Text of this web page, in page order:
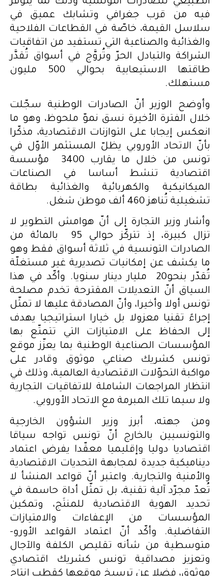
فيه من قرب جغرافي وتشابك عميق في
سلاسل القيمة، خاصّة في القطاعات الفلاحية
والغذائية والصناعية التي تستفيد من اتفاقيات
الشراكة والتبادل الحرّ وتُروَّج في أسواق تُقدَّر
طاقتها الاستيعابية بحوالي 500 مليون
مستهلك.
وأوضح الوزير أنّ الصادرات الوطنية سجّلت
خلال الفترة الأخيرة نسق نموّ ملحوظ، وهو ما
انعكس إيجابا على التوازنات الاقتصادية، مذكّرا
بأنّ الاتحاد الأوروبي يظلّ المستثمر الأوّل في
تونس من خلال ما يقارب 3400 مؤسسة
اقتصادية تنشط أساسا في الصناعات
الميكانيكية والكهربائية والغذائية بطاقة
تشغيلية تُناهز 460 ألف موطن شغل.
وأشار وزير التجارة إلى أنّ هوامش التطوير لا
تزال كبيرة، إذ تتركّز حوالي 95 بالمائة من
الصادرات التونسية في ثلاثة أسواق فقط وهو
ما يكشف عن إمكانيات تصديرية غير مستغلّة
تُقدّر بنحو20 مليار دينار سنويا. وأكّد في هذا
السياق أنّ التعديلات المقترحة تخدم مصلحة
تونس أولا وأخيرا، وأنّ المصادقة عليها لا تمثّل
إجراءً تقنيا معزولا بل خيارا استراتيجيا يهدف
إلى الحفاظ على الامتيازات التي تتمتّع بها
المؤسسات الصناعية الوطنية بما يعزّز موقع
تونس كشريك صناعي موثوق وقادر على
مواكبة التحوّلات الاقتصادية العالمية، وذلك في
انتظار المراجعات الشاملة للاتفاقيات التجارية
ولا سيما تلك المبرمة مع الاتحاد الأوروبي.
ومن جهته، أبرز وزير الشؤون الخارجية
والتونسيين بالخارج أنّ تونس تواجه سياقا
اقتصاديا دوليا وإقليميا معقّدا يفرض اعتماد
ديناميكية جديدة لمجابهة التحديات الاقتصادية
والأمنية والتجارية. واعتبر أنّ قواعد المنشأ لا
تُعدّ مجرّد آلية تقنية، بل تمثّل أداة حاسمة في
تحديد الهوية الاقتصادية للمنتَج، وتمكين
المؤسسات من الإعفاءات والامتيازات
التفاضلية. وأكّد أنّ اعتماد القواعد الأورو-
متوسطية من شأنه تقليص الكلفة والآجال
وتعزيز مصداقية تونس كشريك اقتصادي
موثوق، فضلا عن ترسيخ موقعها كقطب إنتاج